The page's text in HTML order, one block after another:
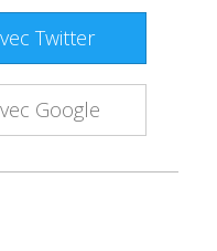
Twitter
Google